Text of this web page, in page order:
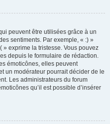
peuvent être utilisées grâce à un
sentiments. Par exemple, « :) »
» exprime la tristesse. Vous pouvez
depuis le formulaire de rédaction.
émoticônes, elles peuvent
un modérateur pourrait décider de le
Les administrateurs du forum
qu’il est possible d’insérer